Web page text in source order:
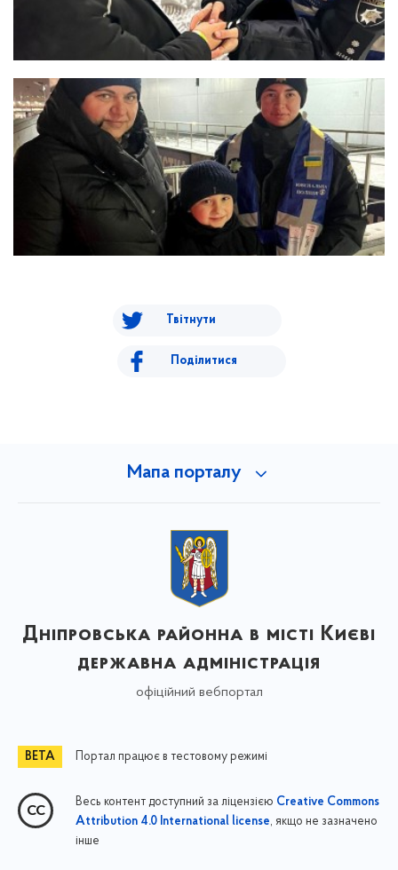
Твітнути
Поділитися
Мапа порталу
Дніпровська районна в місті Києві
державна адміністрація
офіційний вебпортал
Портал працює в тестовому режимі
Весь контент доступний за ліцензією Creative Commons
Attribution 4.0 International license, якщо не зазначено
інше